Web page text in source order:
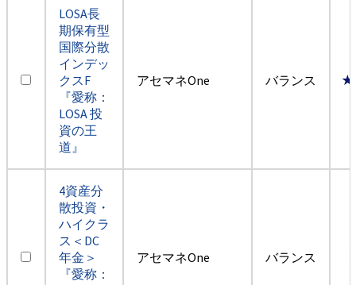
LOSA長
期保有型
国際分散
インデッ
クスF
『愛称：
LOSA 投
資の王
道』
アセマネOne バランス
4資産分
散投資・
ハイクラ
ス＜DC
年金＞
『愛称：
アセマネOne バランス